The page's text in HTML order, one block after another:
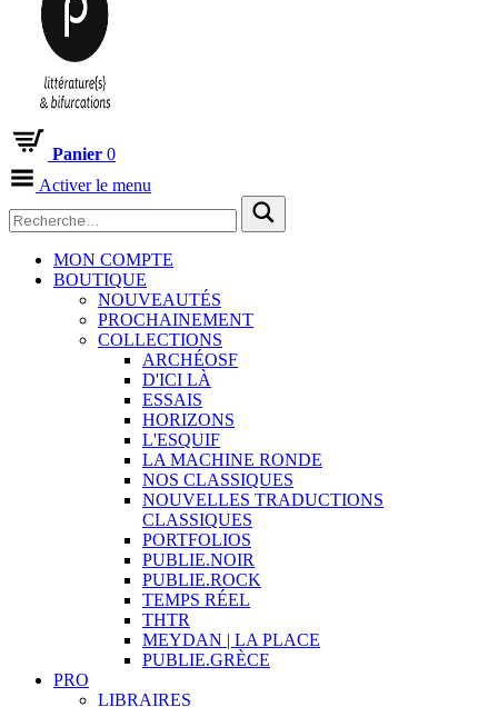
Panier 0
Activer le menu
MON COMPTE
BOUTIQUE
NOUVEAUTÉS
PROCHAINEMENT
COLLECTIONS
ARCHÉOSF
D'ICI LÀ
ESSAIS
HORIZONS
L'ESQUIF
LA MACHINE RONDE
NOS CLASSIQUES
NOUVELLES TRADUCTIONS
CLASSIQUES
PORTFOLIOS
PUBLIE.NOIR
PUBLIE.ROCK
TEMPS RÉEL
THTR
MEYDAN | LA PLACE
PUBLIE.GRÈCE
PRO
LIBRAIRES